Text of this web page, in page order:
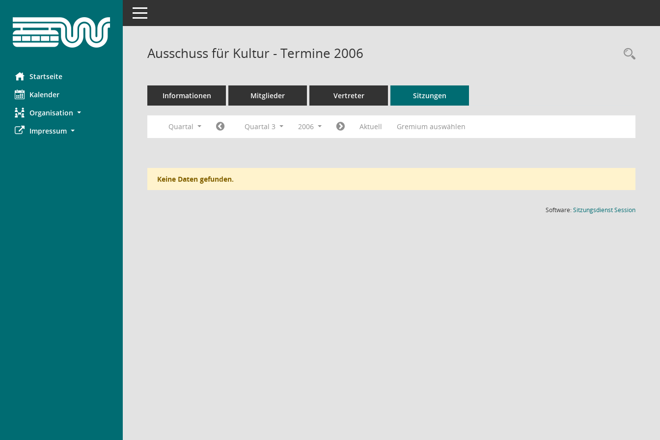
Startseite
Kalender
Organisation
Impressum
Toggle navigation
Ausschuss für Kultur - Termine 2006
Informationen Mitglieder Vertreter Sitzungen
Quartal Quartal 3 2006 Aktuell Gremium auswählen
Keine Daten gefunden.
Software:SitzungsdienstSession(Wird in